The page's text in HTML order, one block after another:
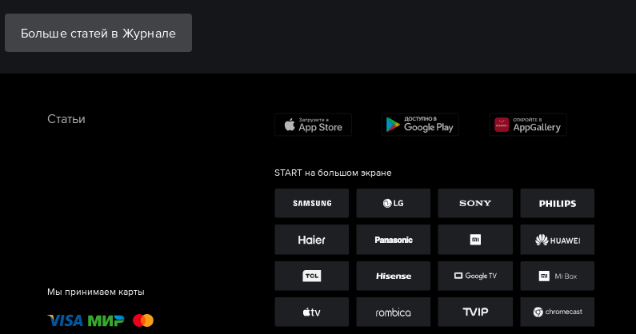
Больше статей в Журнале
Статьи
Мы принимаем карты
START на большом экране